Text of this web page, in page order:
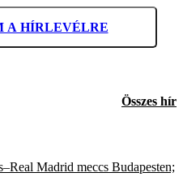
A HÍRLEVÉLRE
Összes hír
Madrid meccs Budapesten;